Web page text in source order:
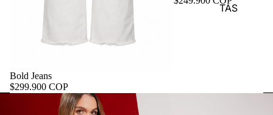
TAS
Bold Jeans
$299.900 COP